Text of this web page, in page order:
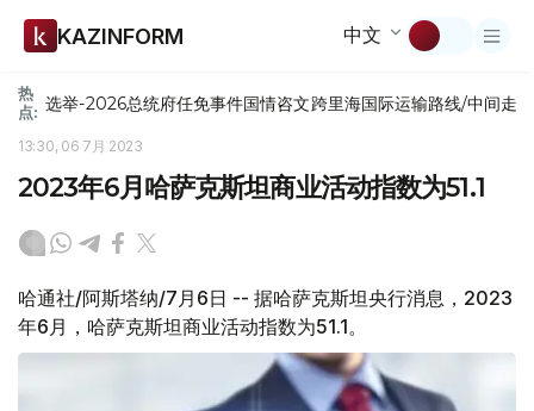
KAZINFORM 中文
热
点: 选举-2026总统府任免事件国情咨文跨里海国际运输路线/中间走廊
13:30, 06 7月 2023
2023年6月哈萨克斯坦商业活动指数为51.1
哈通社/阿斯塔纳/7月6日 -- 据哈萨克斯坦央行消息，2023
年6月，哈萨克斯坦商业活动指数为51.1。